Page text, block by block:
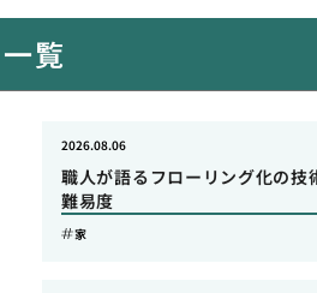
覧
職人が語るフローリング化の技
難易度
2026.08.06
家